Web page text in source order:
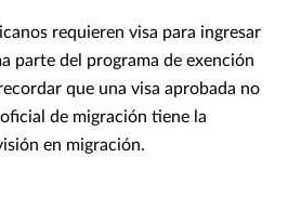
requieren visa para ingresar
parte del programa de exención
que una visa aprobada no
de migración tiene la
en migración.